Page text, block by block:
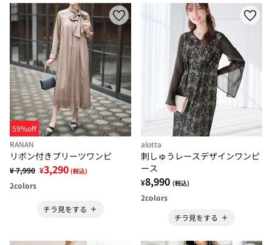
59%off
RANAN
リボン付きプリーツワンピ
¥ 7,990 ¥3,290 (税込)
2colors
チラ見をする
alotta
刺しゅうレースデザインワンピ
ース
¥8,990 (税込)
2colors
チラ見をする